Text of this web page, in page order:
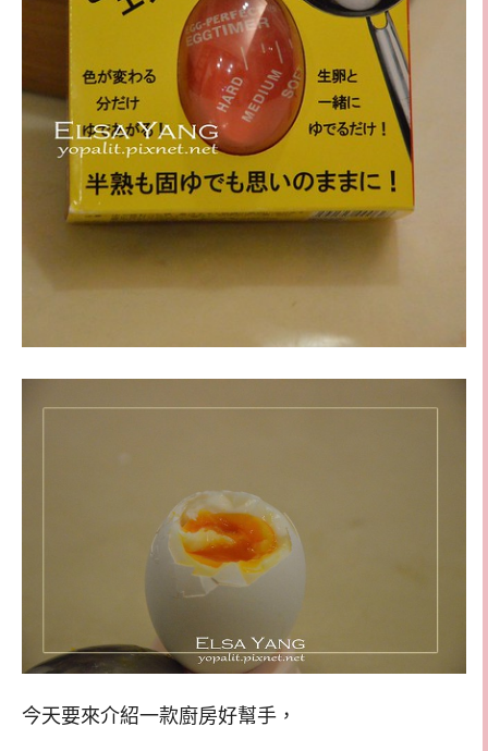
今天要來介紹一款廚房好幫手，